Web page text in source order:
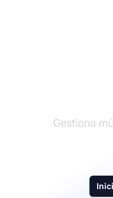
Gestiona